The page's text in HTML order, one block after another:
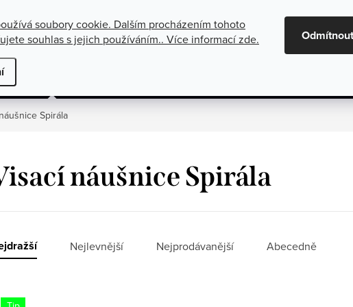
soubory cookie. Dalším procházením tohoto
souhlas s jejich používáním.. Více informacízde. Odmítnout
a reklamaci Oznámení o zrušení platby dobírkou Všeobecné
Spirála
náušnice Spirála
produktů
Nejlevnější Nejprodávanější Abecedně
Výpis produktů